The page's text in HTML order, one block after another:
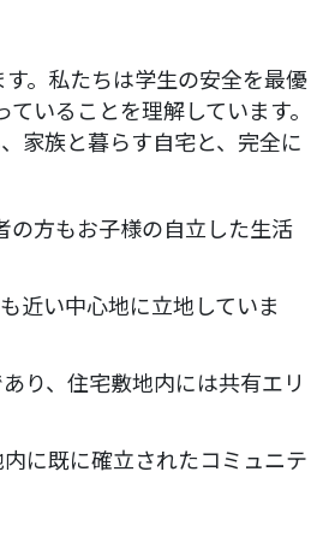
。私たちは学生の安全を最優
いることを理解しています。
家族と暮らす自宅と、完全に
の方もお子様の自立した生活
近い中心地に立地していま
り、住宅敷地内には共有エリ
に既に確立されたコミュニテ